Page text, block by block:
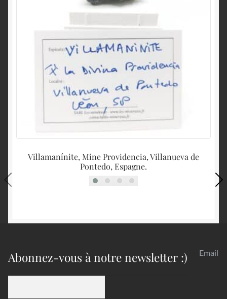
Villamanínite, Mine Providencia, Villanueva de
Pontedo, Espagne.
Abonnez-vous à notre newsletter :) Email